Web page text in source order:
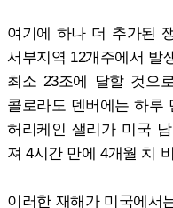
여기에 하나 더 추가된
서부지역 12개주에서 발
최소 23조에 달할 것으
콜로라도 덴버에는 하루
허리케인 샐리가 미국
져 4시간 만에 4개월 치
이러한 재해가 미국에서